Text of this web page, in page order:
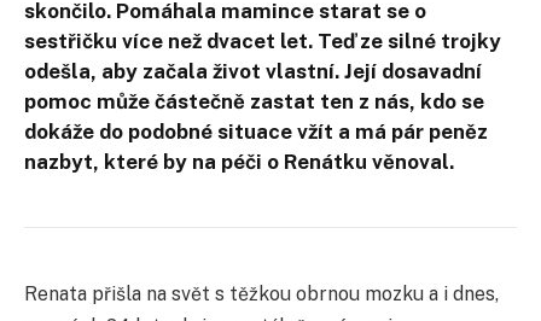
skončilo. Pomáhala mamince starat se o
sestřičku více než dvacet let. Teď ze silné trojky
odešla, aby začala život vlastní. Její dosavadní
pomoc může částečně zastat ten z nás, kdo se
dokáže do podobné situace vžít a má pár peněz
nazbyt, které by na péči o Renátku věnoval.
Renata přišla na svět s těžkou obrnou mozku a i dnes,